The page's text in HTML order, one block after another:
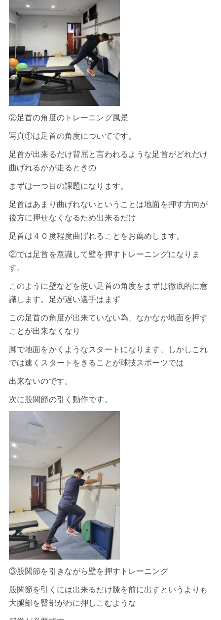
②足首の角度のトレーニング風景
写真①は足首の角度についてです。
足首が出来るだけ背屈と言われるような足首がどれだけ
曲げれるかが走るときの
まずは一つ目の課題になります。
足首はあまり曲げれないということは地面を押す方向が
後方に押せなくなるため出来るだけ
足首は４０度程度曲げれることをお薦めします。
②では足首を意識して壁を押すトレーニングになりま
す。
このように壁などを使い足首の角度をまずは徹底的に意
識します。足が遅い選手はまず
この足首の角度が出来ていない為、なかなか地面を押す
ことが出来なくなり
脚で地面をかくようなスタートになります、しかしこれ
では速くスタートをきることが球技スポーツでは
出来ないのです。
次に股関節の引く動作です。
③股関節を引きながら壁を押すトレーニング
股関節を引くには出来るだけ膝を前に出すというよりも
大腿部を臀部がわに押しこむような